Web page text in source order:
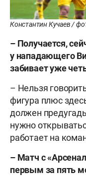
Константин Кучаев /
– Получается,
у нападающего
забивает уже
– Нельзя
фигура плюс
должен
нужно
работает на
– Матч с
первым за пять